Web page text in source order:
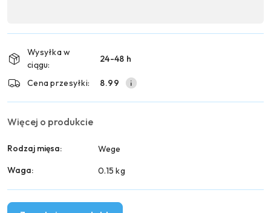
płatność
dostawa
Wysyłka w
ciągu:
24-48 h
Cena przesyłki: 8.99
Więcej o produkcie
Rodzaj mięsa:
Wege
Waga:
0.15 kg